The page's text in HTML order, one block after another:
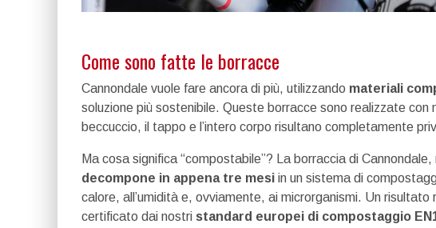
Come sono fatte le borracce
Cannondale vuole fare ancora di più, utilizzando materiali
soluzione più sostenibile. Queste borracce sono realizzate con
beccuccio, il tappo e l’intero corpo risultano completamente
Ma cosa significa “compostabile”? La borraccia di
decompone in appena tre mesi in un sistema di
calore, all’umidità e, ovviamente, ai microrganismi. Un
certificato dai nostri standard europei di compostaggio